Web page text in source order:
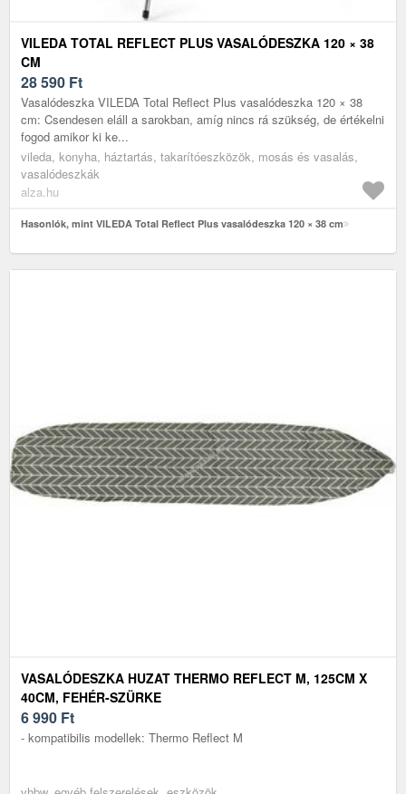
VILEDA TOTAL REFLECT PLUS VASALÓDESZKA 120 × 38
CM
28 590 Ft
Vasalódeszka VILEDA Total Reflect Plus vasalódeszka 120 × 38
cm: Csendesen eláll a sarokban, amíg nincs rá szükség, de értékelni
fogod amikor ki ke...
vileda, konyha, háztartás, takarítóeszközök, mosás és vasalás,
vasalódeszkák
alza.hu
Hasonlók, mint VILEDA Total Reflect Plus vasalódeszka 120 × 38 cm
VASALÓDESZKA HUZAT THERMO REFLECT M, 125CM X
40CM, FEHÉR-SZÜRKE
6 990 Ft
- kompatibilis modellek: Thermo Reflect M